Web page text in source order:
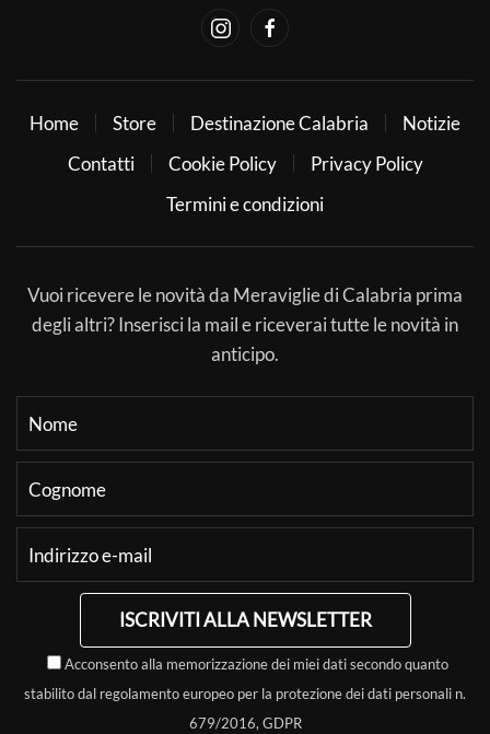
Home Store Destinazione Calabria
Notizie
Contatti
Cookie Policy
Privacy Policy
Termini e condizioni
Vuoi ricevere le novità da Meraviglie di Calabria prima
degli altri? Inserisci la mail e riceverai tutte le novità in
anticipo.
ISCRIVITI ALLA NEWSLETTER
Acconsento alla memorizzazione dei miei dati secondo quanto
stabilito dal regolamento europeo per la protezione dei dati personali n.
679/2016, GDPR